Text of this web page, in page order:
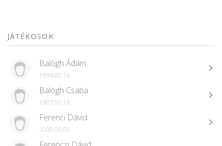
JÁTÉKOSOK
Balogh Ádám
1994.05.16
Balogh Csaba
1987.05.16
Ferenci Dávid
2000.06.09